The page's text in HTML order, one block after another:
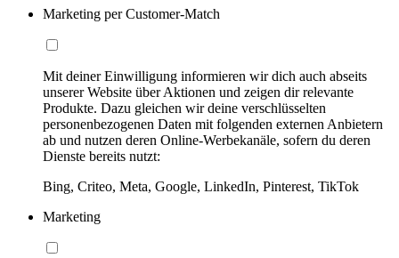
Marketing per Customer-Match
Mit deiner Einwilligung informieren wir dich auch abseits
unserer Website über Aktionen und zeigen dir relevante
Produkte. Dazu gleichen wir deine verschlüsselten
personenbezogenen Daten mit folgenden externen Anbietern
ab und nutzen deren Online-Werbekanäle, sofern du deren
Dienste bereits nutzt:
Bing, Criteo, Meta, Google, LinkedIn, Pinterest, TikTok
Marketing